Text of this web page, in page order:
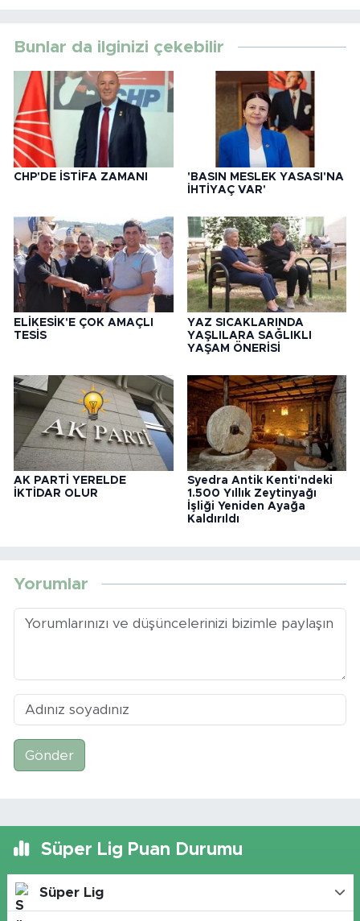
Bunlar da ilginizi çekebilir
CHP'DE İSTİFA ZAMANI
'BASIN MESLEK YASASI'NA
İHTİYAÇ VAR'
ELİKESİK'E ÇOK AMAÇLI
TESİS
YAZ SICAKLARINDA
YAŞLILARA SAĞLIKLI
YAŞAM ÖNERİSİ
AK PARTİ YERELDE
İKTİDAR OLUR
Syedra Antik Kenti'ndeki
1.500 Yıllık Zeytinyağı
İşliği Yeniden Ayağa
Kaldırıldı
Yorumlar
Gönder
Süper Lig Puan Durumu
Süper Lig